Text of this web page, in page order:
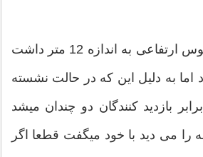
با این که مجسمه زئوس ارتفاعی به اندازه 12 متر داشت
6 متر بود اما به دلیل این که در حالت نشسته
بازدید کنندگان دو چندان میشد
می دید با خود میگفت قطعا اگر